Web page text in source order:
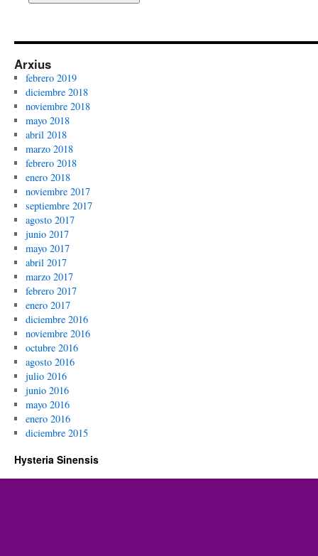
Arxius
febrero 2019
diciembre 2018
noviembre 2018
mayo 2018
abril 2018
marzo 2018
febrero 2018
enero 2018
noviembre 2017
septiembre 2017
agosto 2017
junio 2017
mayo 2017
abril 2017
marzo 2017
febrero 2017
enero 2017
diciembre 2016
noviembre 2016
octubre 2016
agosto 2016
julio 2016
junio 2016
mayo 2016
enero 2016
diciembre 2015
Hysteria Sinensis